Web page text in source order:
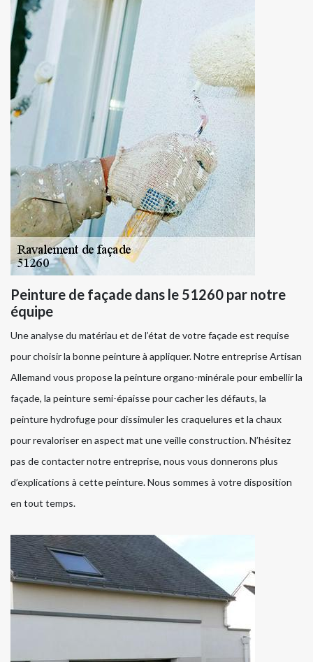
Peinture de façade dans le 51260 par notre
équipe
Une analyse du matériau et de l’état de votre façade est requise
pour choisir la bonne peinture à appliquer. Notre entreprise Artisan
Allemand vous propose la peinture organo-minérale pour embellir la
façade, la peinture semi-épaisse pour cacher les défauts, la
peinture hydrofuge pour dissimuler les craquelures et la chaux
pour revaloriser en aspect mat une veille construction. N’hésitez
pas de contacter notre entreprise, nous vous donnerons plus
d’explications à cette peinture. Nous sommes à votre disposition
en tout temps.